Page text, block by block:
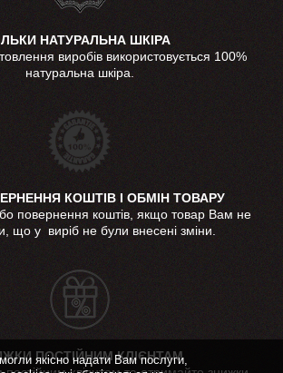
НАТУРАЛЬНА ШКІРА
виробів використовується 100%
натуральна шкіра.
КОШТІВ І ОБМІН ТОВАРУ
повернення коштів, якщо товар Вам не
що у виріб не були внесені зміни.
ПОСТІЙНИМ КЛІЄНТАМ
якісно надати Вам послуги,